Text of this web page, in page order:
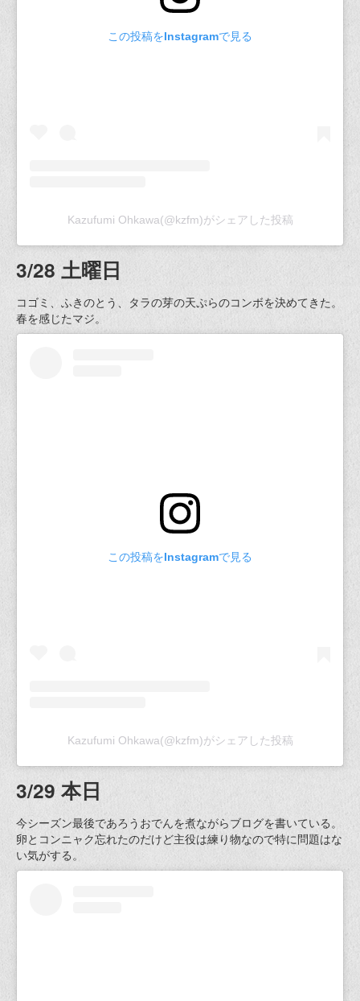
この投稿をInstagramで見る
Kazufumi Ohkawa(@kzfm)がシェアした投稿
3/28 土曜日
コゴミ、ふきのとう、タラの芽の天ぷらのコンボを決めてきた。
春を感じたマジ。
この投稿をInstagramで見る
Kazufumi Ohkawa(@kzfm)がシェアした投稿
3/29 本日
今シーズン最後であろうおでんを煮ながらブログを書いている。
卵とコンニャク忘れたのだけど主役は練り物なので特に問題はな
い気がする。